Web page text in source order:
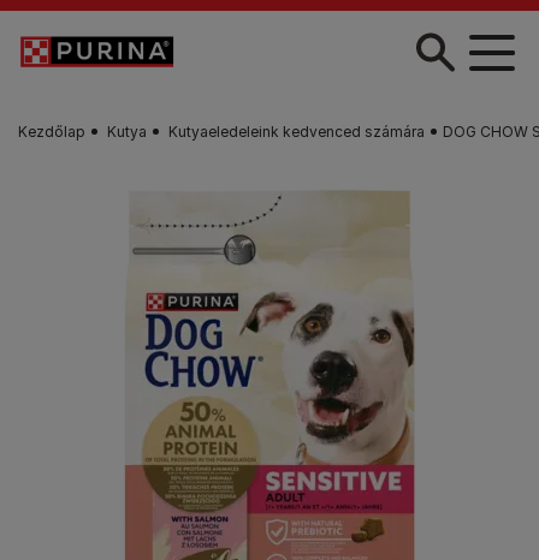
Skip to main content
Kezdőlap Kutya Kutyaeledeleink kedvenced számára DOG CHOW